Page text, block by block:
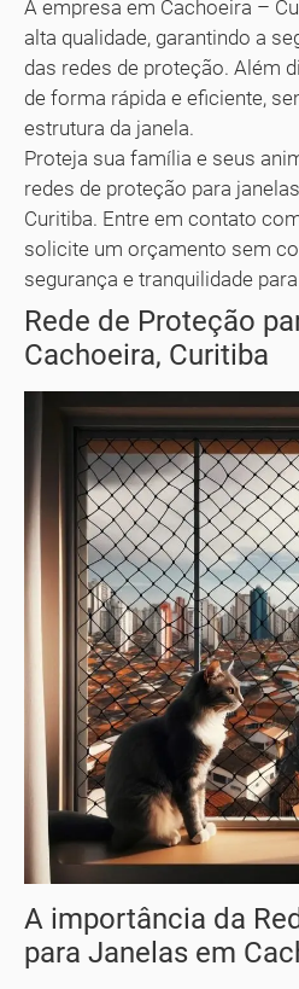
A empresa em Cachoeira –
alta qualidade, garantindo a
das redes de proteção. Além
de forma rápida e eficiente,
estrutura da janela.
Proteja sua família e seus
redes de proteção para
Curitiba. Entre em contato
solicite um orçamento sem
segurança e tranquilidade
Rede de Proteção
Cachoeira, Curitiba
A importância da
para Janelas em